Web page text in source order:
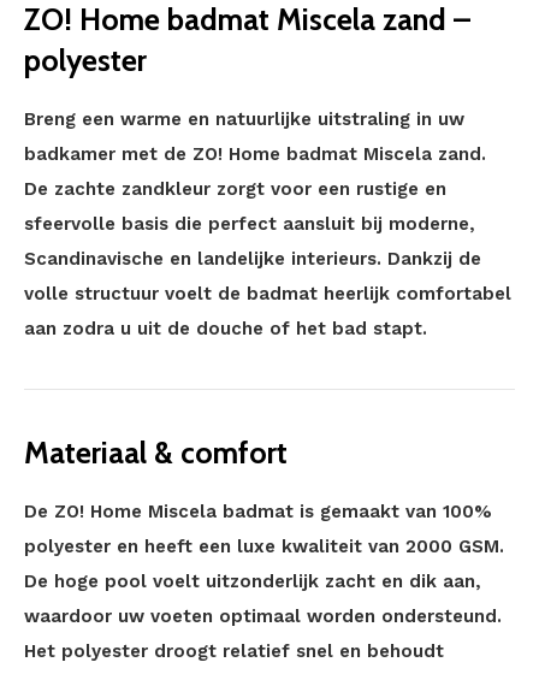
ZO! Home badmat Miscela zand –
polyester
Breng een warme en natuurlijke uitstraling in uw
badkamer met de ZO! Home badmat Miscela zand.
De zachte zandkleur zorgt voor een rustige en
sfeervolle basis die perfect aansluit bij moderne,
Scandinavische en landelijke interieurs. Dankzij de
volle structuur voelt de badmat heerlijk comfortabel
aan zodra u uit de douche of het bad stapt.
Materiaal & comfort
De ZO! Home Miscela badmat is gemaakt van 100%
polyester en heeft een luxe kwaliteit van 2000 GSM.
De hoge pool voelt uitzonderlijk zacht en dik aan,
waardoor uw voeten optimaal worden ondersteund.
Het polyester droogt relatief snel en behoudt